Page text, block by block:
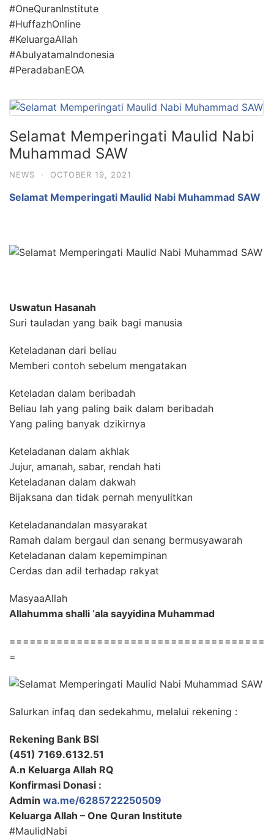
#OneQuranInstitute
#HuffazhOnline
#KeluargaAllah
#AbulyatamaIndonesia
#PeradabanEOA
Selamat Memperingati Maulid Nabi
Muhammad SAW
NEWS · OCTOBER 19, 2021
Selamat Memperingati Maulid Nabi Muhammad SAW
Uswatun Hasanah
Suri tauladan yang baik bagi manusia
Keteladanan dari beliau
Memberi contoh sebelum mengatakan
Keteladan dalam beribadah
Beliau lah yang paling baik dalam beribadah
Yang paling banyak dzikirnya
Keteladanan dalam akhlak
Jujur, amanah, sabar, rendah hati
Keteladanan dalam dakwah
Bijaksana dan tidak pernah menyulitkan
Keteladanandalan masyarakat
Ramah dalam bergaul dan senang bermusyawarah
Keteladanan dalam kepemimpinan
Cerdas dan adil terhadap rakyat
MasyaaAllah
Allahumma shalli ‘ala sayyidina Muhammad
======================================
=
Salurkan infaq dan sedekahmu, melalui rekening :
Rekening Bank BSI
(451) 7169.6132.51
A.n Keluarga Allah RQ
Konfirmasi Donasi :
Admin wa.me/6285722250509
Keluarga Allah – One Quran Institute
#MaulidNabi